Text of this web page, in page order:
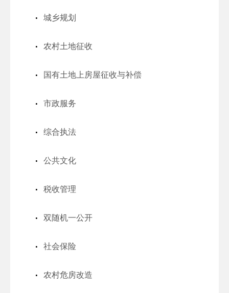
城乡规划
农村土地征收
国有土地上房屋征收与补偿
市政服务
综合执法
公共文化
税收管理
双随机一公开
社会保险
农村危房改造